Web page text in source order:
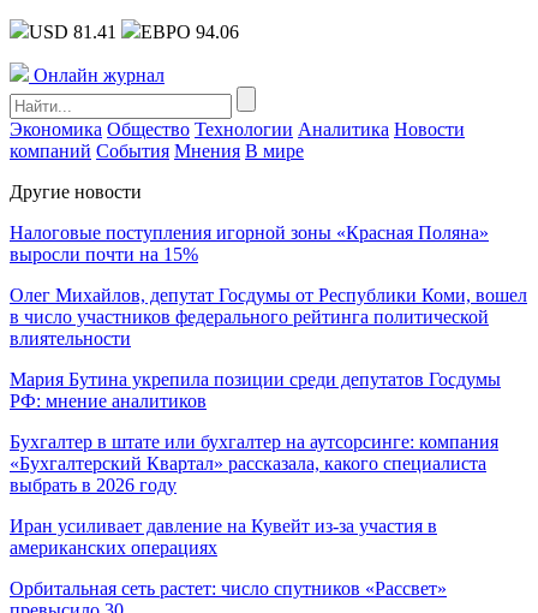
USD 81.41 ЕВРО 94.06
Онлайн журнал
Экономика Общество Технологии Аналитика Новости
компаний События Мнения В мире
Другие новости
Налоговые поступления игорной зоны «Красная Поляна»
выросли почти на 15%
Олег Михайлов, депутат Госдумы от Республики Коми, вошел
в число участников федерального рейтинга политической
влиятельности
Мария Бутина укрепила позиции среди депутатов Госдумы
РФ: мнение аналитиков
Бухгалтер в штате или бухгалтер на аутсорсинге: компания
«Бухгалтерский Квартал» рассказала, какого специалиста
выбрать в 2026 году
Иран усиливает давление на Кувейт из-за участия в
американских операциях
Орбитальная сеть растет: число спутников «Рассвет»